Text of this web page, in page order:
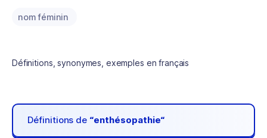
nom féminin
Définitions, synonymes, exemples en français
Définitions de “enthésopathie“